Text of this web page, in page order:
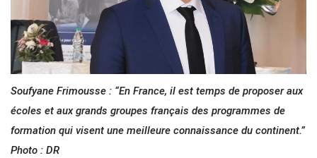
Soufyane Frimousse : “En France, il est temps de proposer aux
écoles et aux grands groupes français des programmes de
formation qui visent une meilleure connaissance du continent.”
Photo : DR